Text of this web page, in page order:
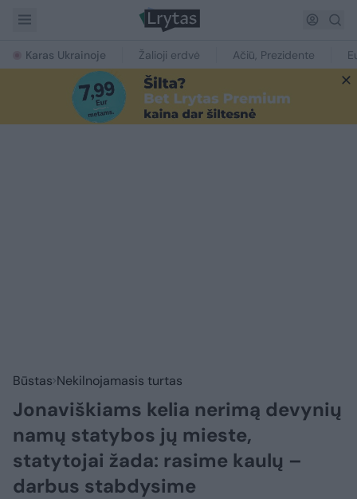
Karas Ukrainoje Žalioji erdvė Ačiū, Prezidente
Būstas Nekilnojamasis turtas
Jonaviškiams kelia nerimą devynių
namų statybos jų mieste,
statytojai žada: rasime kaulų –
darbus stabdysime